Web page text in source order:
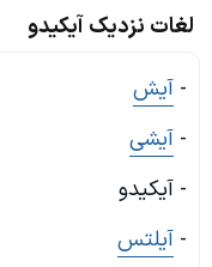
لغات نزدیک آیکیدو
- آیش
- آیشی
- آیکیدو
- آیلتس